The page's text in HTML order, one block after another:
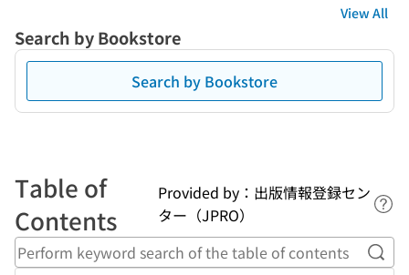
View All
Search by Bookstore
Search by Bookstore
Table of
Contents
Provided by：出版情報登録セン
ター（JPRO）